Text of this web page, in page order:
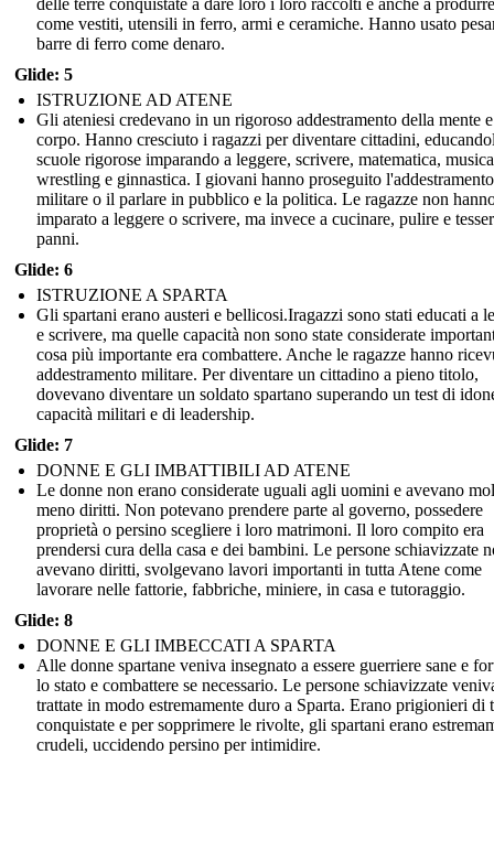
delle terre conquistate a dare loro i loro raccolti e anche a
come vestiti, utensili in ferro, armi e ceramiche. Hanno usato
barre di ferro come denaro.
Glide: 5
ISTRUZIONE AD ATENE
Gli ateniesi credevano in un rigoroso addestramento della mente
corpo. Hanno cresciuto i ragazzi per diventare cittadini,
scuole rigorose imparando a leggere, scrivere, matematica,
wrestling e ginnastica. I giovani hanno proseguito l'addestramento
militare o il parlare in pubblico e la politica. Le ragazze non
imparato a leggere o scrivere, ma invece a cucinare, pulire e
panni.
Glide: 6
ISTRUZIONE A SPARTA
Gli spartani erano austeri e bellicosi.Iragazzi sono stati educati a
e scrivere, ma quelle capacità non sono state considerate
cosa più importante era combattere. Anche le ragazze hanno
addestramento militare. Per diventare un cittadino a pieno titolo,
dovevano diventare un soldato spartano superando un test di
capacità militari e di leadership.
Glide: 7
DONNE E GLI IMBATTIBILI AD ATENE
Le donne non erano considerate uguali agli uomini e avevano
meno diritti. Non potevano prendere parte al governo, possedere
proprietà o persino scegliere i loro matrimoni. Il loro compito era
prendersi cura della casa e dei bambini. Le persone schiavizzate
avevano diritti, svolgevano lavori importanti in tutta Atene come
lavorare nelle fattorie, fabbriche, miniere, in casa e tutoraggio.
Glide: 8
DONNE E GLI IMBECCATI A SPARTA
Alle donne spartane veniva insegnato a essere guerriere sane e
lo stato e combattere se necessario. Le persone schiavizzate
trattate in modo estremamente duro a Sparta. Erano prigionieri di
conquistate e per sopprimere le rivolte, gli spartani erano
crudeli, uccidendo persino per intimidire.